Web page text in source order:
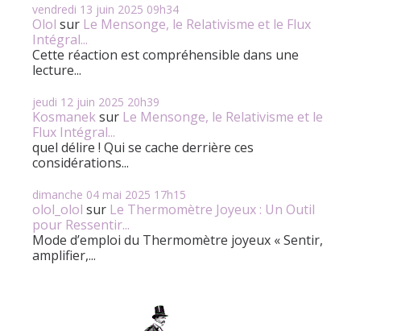
vendredi 13 juin 2025 09h34
Olol sur Le Mensonge, le Relativisme et le Flux
Intégral...
Cette réaction est compréhensible dans une
lecture...
jeudi 12 juin 2025 20h39
Kosmaneksur Le Mensonge, le Relativisme et le
Flux Intégral...
quel délire ! Qui se cache derrière ces
considérations...
dimanche 04 mai 2025 17h15
olol_olol sur Le Thermomètre Joyeux : Un Outil
pour Ressentir...
Mode d’emploi du Thermomètre joyeux « Sentir,
amplifier,...